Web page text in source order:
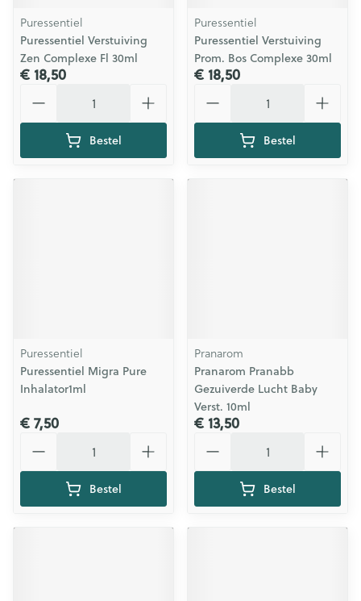
Puressentiel
Puressentiel Verstuiving
Zen Complexe Fl 30ml
€ 18,50
Bestel
Puressentiel
Puressentiel Verstuiving
Prom. Bos Complexe 30ml
€ 18,50
Bestel
Puressentiel
Puressentiel Migra Pure
Inhalator1ml
€ 7,50
Bestel
Pranarom
Pranarom Pranabb
Gezuiverde Lucht Baby
Verst. 10ml
€ 13,50
Bestel